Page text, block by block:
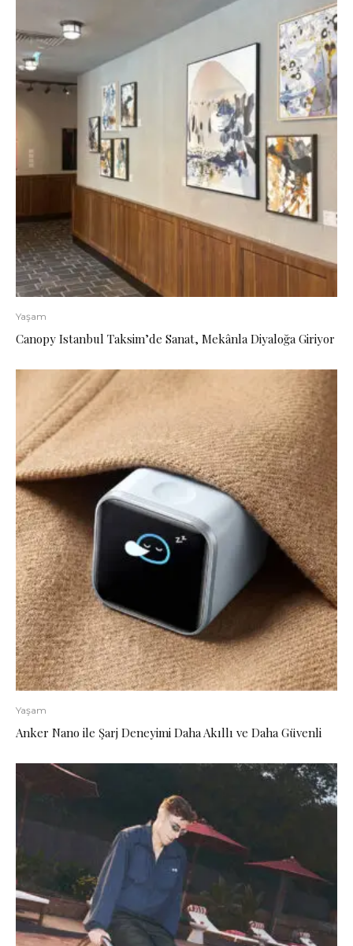
Yaşam
Canopy Istanbul Taksim’de Sanat, Mekânla Diyaloğa Giriyor
Yaşam
Anker Nano ile Şarj Deneyimi Daha Akıllı ve Daha Güvenli